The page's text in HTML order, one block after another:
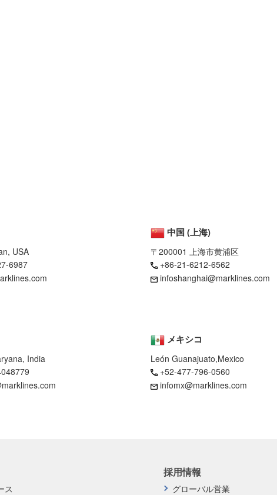
USA
6987
メキシコ
León Guanajuato,Mexico
+52-477-796-0560
infomx@marklines.com
中国 (上海)
〒200001 上海市黄浦区
+86-21-6212-6562
infoshanghai@marklines.com
India
採用情報
グローバル営業
ス